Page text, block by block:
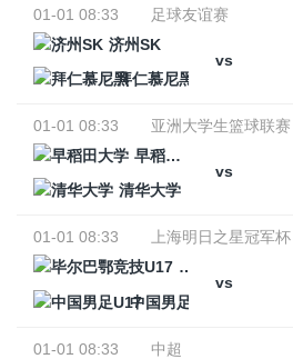
01-01 08:33
足球友谊赛
济州SK
vs
拜仁慕尼黑
01-01 08:33
亚洲大学生篮球联赛
早稻田大学
vs
清华大学
01-01 08:33
上海明日之星冠军杯
毕尔巴鄂竞技U17
vs
中国男足U17
01-01 08:33
中超